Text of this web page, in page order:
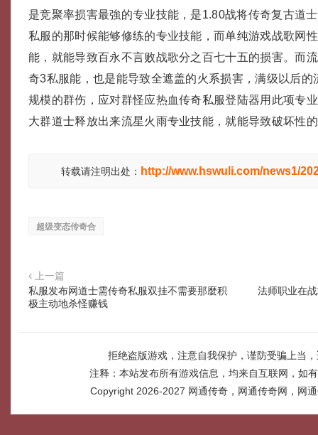
是竞聚率损害最強的专业技能，是1.80战将传奇复古道
私服的那时候能够修练的专业技能，而单纯游戏战歌网
能，就能导致百永不言败战歌分之百七十五的损害。而
奇3私服能，也是能导致全遮盖的火系损害，满级以后的
规模的群伤，应对群怪应热血传奇私服登陆器用此项专
大群道士释放出来流星火雨专业技能，就能导致破坏性
转载请注明出处： http://www.hswuli.com/news1/
超级变态传奇合
上一篇
私服发布网道士需传奇私服双挂不需要那麼积
极主动地杀怪赚钱
法师职业在
拒绝盗版游戏，注意自我保护，谨防受骗上当
注释：本站发布所有游戏信息，均来自互联网，如
Copyright 2026-2027 网通传奇，网通传奇网，网